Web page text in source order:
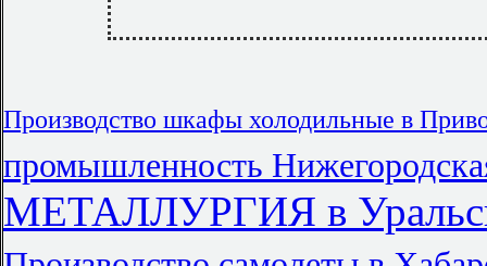
Производство шкафы холодильные в
промышленность
МЕТАЛЛУРГИЯ в